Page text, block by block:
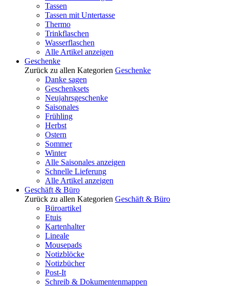
Tassen
Tassen mit Untertasse
Thermo
Trinkflaschen
Wasserflaschen
Alle Artikel anzeigen
Geschenke
Zurück zu allen Kategorien Geschenke
Danke sagen
Geschenksets
Neujahrsgeschenke
Saisonales
Frühling
Herbst
Ostern
Sommer
Winter
Alle Saisonales anzeigen
Schnelle Lieferung
Alle Artikel anzeigen
Geschäft & Büro
Zurück zu allen Kategorien Geschäft & Büro
Büroartikel
Etuis
Kartenhalter
Lineale
Mousepads
Notizblöcke
Notizbücher
Post-It
Schreib & Dokumentenmappen